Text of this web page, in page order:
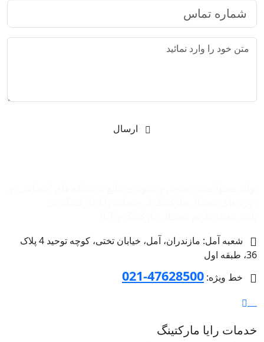
شعبه آمل: مازندران، آمل، خیابان تختی، کوچه توحید 4 پلاک
36، طبقه اول
خط ویژه: 47628500-021
خدمات رایا مارکتینگ